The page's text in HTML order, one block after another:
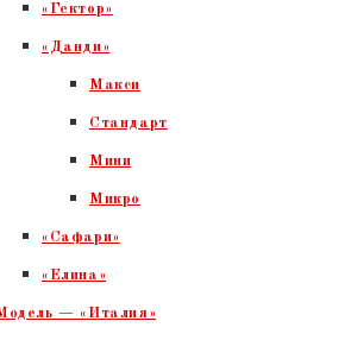
«Гектор»
«Данди»
Макси
Стандарт
Мини
Микро
«Сафари»
«Елина»
— «Италия»